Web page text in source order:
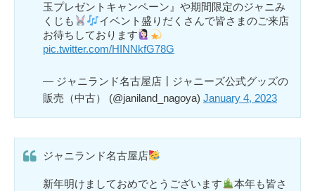
玉プレゼントキャンペーン』や期間限定のジャニみ
くじも
イベント盛りだくさんで皆さまのご来店
お待ちしております
pic.twitter.com/HINNkfG78G
— ジャニランド名古屋店┃ジャニーズ公式グッズの
販売（中古） (@janiland_nagoya) January 4, 2023
ジャニランド名古屋店
新年明けましておめでとうございます
本年も皆さ